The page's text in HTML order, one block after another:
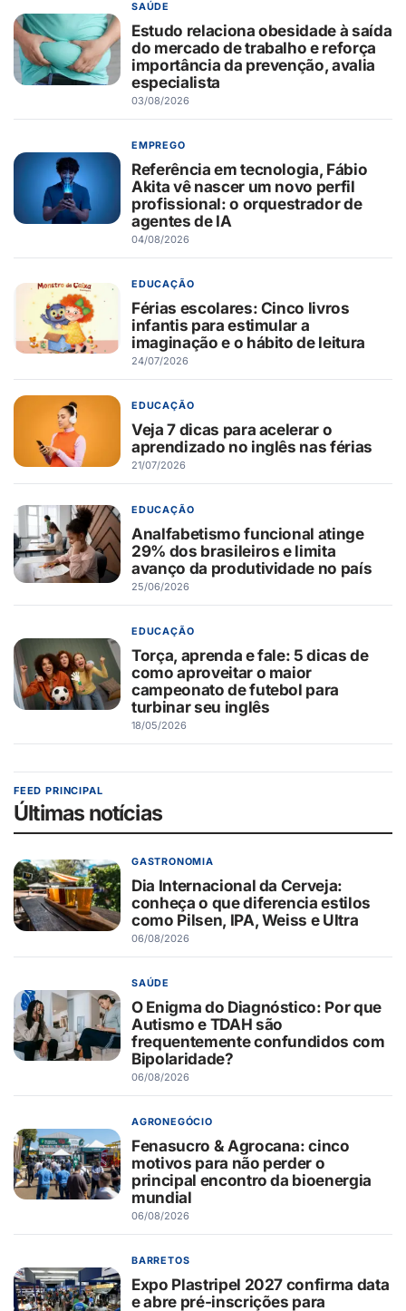
SAÚDE
Estudo relaciona obesidade à saída
do mercado de trabalho e reforça
importância da prevenção, avalia
especialista
03/08/2026
EMPREGO
Referência em tecnologia, Fábio
Akita vê nascer um novo perfil
profissional: o orquestrador de
agentes de IA
04/08/2026
EDUCAÇÃO
Férias escolares: Cinco livros
infantis para estimular a
imaginação e o hábito de leitura
24/07/2026
EDUCAÇÃO
Veja 7 dicas para acelerar o
aprendizado no inglês nas férias
21/07/2026
EDUCAÇÃO
Analfabetismo funcional atinge
29% dos brasileiros e limita
avanço da produtividade no país
25/06/2026
EDUCAÇÃO
Torça, aprenda e fale: 5 dicas de
como aproveitar o maior
campeonato de futebol para
turbinar seu inglês
18/05/2026
FEED PRINCIPAL
Últimas notícias
GASTRONOMIA
Dia Internacional da Cerveja:
conheça o que diferencia estilos
como Pilsen, IPA, Weiss e Ultra
06/08/2026
SAÚDE
O Enigma do Diagnóstico: Por que
Autismo e TDAH são
frequentemente confundidos com
Bipolaridade?
06/08/2026
AGRONEGÓCIO
Fenasucro & Agrocana: cinco
motivos para não perder o
principal encontro da bioenergia
mundial
06/08/2026
BARRETOS
Expo Plastripel 2027 confirma data
e abre pré-inscrições para